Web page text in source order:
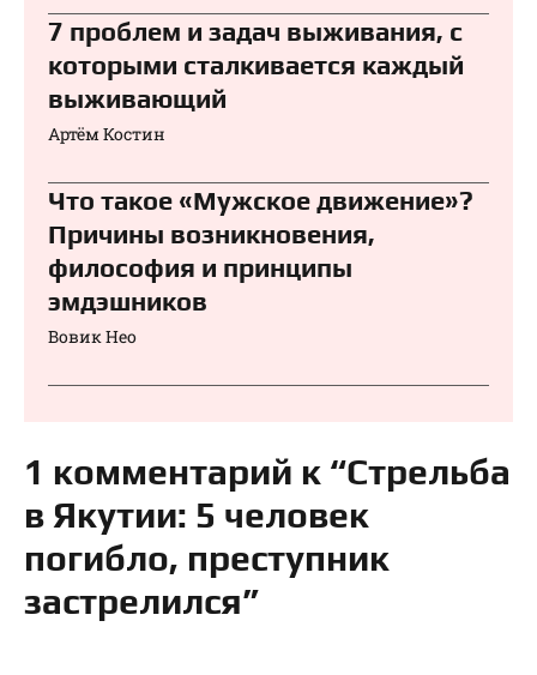
7 проблем и задач выживания, с
которыми сталкивается каждый
выживающий
Артём Костин
Что такое «Мужское движение»?
Причины возникновения,
философия и принципы
эмдэшников
Вовик Нео
1 комментарий к “Стрельба
в Якутии: 5 человек
погибло, преступник
застрелился”